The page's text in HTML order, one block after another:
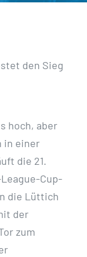
den Sieg
hoch, aber
in einer
die 21.
Cup-
die Lüttich
der
zum